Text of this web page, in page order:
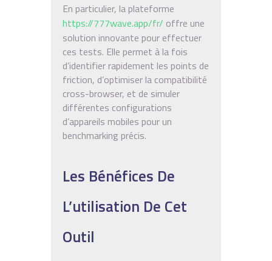
En particulier, la plateforme
https://777wave.app/fr/ offre une
solution innovante pour effectuer
ces tests. Elle permet à la fois
d’identifier rapidement les points de
friction, d’optimiser la compatibilité
cross-browser, et de simuler
différentes configurations
d’appareils mobiles pour un
benchmarking précis.
Les Bénéfices De
L’utilisation De Cet
Outil